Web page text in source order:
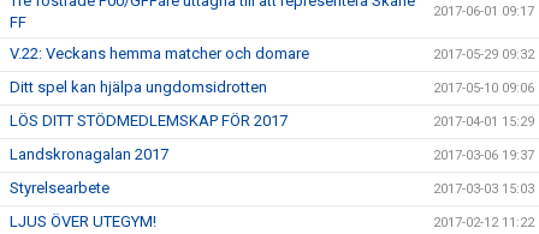
FF
2017-06-01 09:17
V.22: Veckans hemma matcher och domare 2017-05-29 09:32
Ditt spel kan hjälpa ungdomsidrotten 2017-05-10 09:06
LÖS DITT STÖDMEDLEMSKAP FÖR 2017 2017-04-01 15:29
Landskronagalan 2017 2017-03-06 19:37
Styrelsearbete 2017-03-03 15:03
LJUS ÖVER UTEGYM! 2017-02-12 11:22